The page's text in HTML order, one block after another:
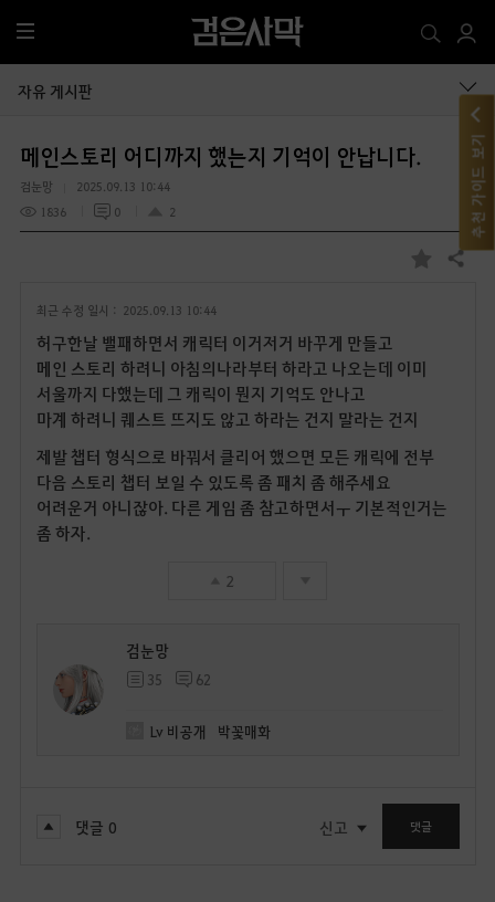
전
체
메
자유 게시판
메인스토리 어디까지 했는지 기억이 안납니다.
검눈망
2025.09.13 10:44
1836
0 2
즐
공유하기
최근 수정 일시 : 2025.09.13 10:44
허구한날 밸패하면서 캐릭터 이거저거 바꾸게 만들고
메인 스토리 하려니 아침의나라부터 하라고 나오는데 이미
서울까지 다했는데 그 캐릭이 뭔지 기억도 안나고
마계 하려니 퀘스트 뜨지도 않고 하라는 건지 말라는 건지
제발 챕터 형식으로 바꿔서 클리어 했으면 모든 캐릭에 전부
다음 스토리 챕터 보일 수 있도록 좀 패치 좀 해주세요
어려운거 아니잖아. 다른 게임 좀 참고하면서ㅜ 기본적인거는
좀 하자.
2
검눈망
35 62
Lv 비공개 박꽃매화
댓글 0 신고 댓글
추천 가이드 보기